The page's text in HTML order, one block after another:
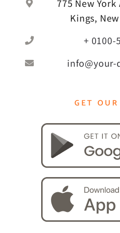
775 New
Kings,
+ 0100-
GET